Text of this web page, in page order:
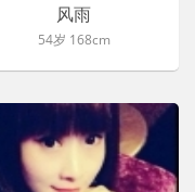
风雨
54岁 168cm